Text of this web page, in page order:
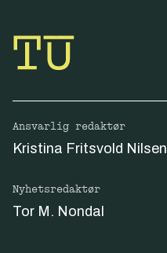
Ansvarlig redaktør
Kristina Fritsvold Nilsen
Nyhetsredaktør
Tor M. Nondal